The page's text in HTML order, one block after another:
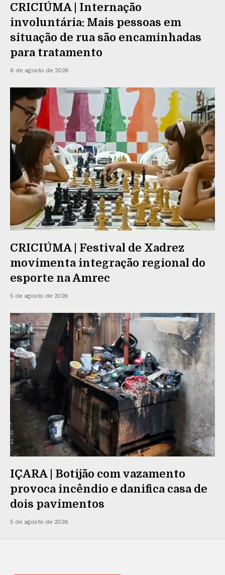
CRICIÚMA | Internação
involuntária: Mais pessoas em
situação de rua são encaminhadas
para tratamento
6 de agosto de 2026
CRICIÚMA | Festival de Xadrez
movimenta integração regional do
esporte na Amrec
5 de agosto de 2026
IÇARA | Botijão com vazamento
provoca incêndio e danifica casa de
dois pavimentos
5 de agosto de 2026